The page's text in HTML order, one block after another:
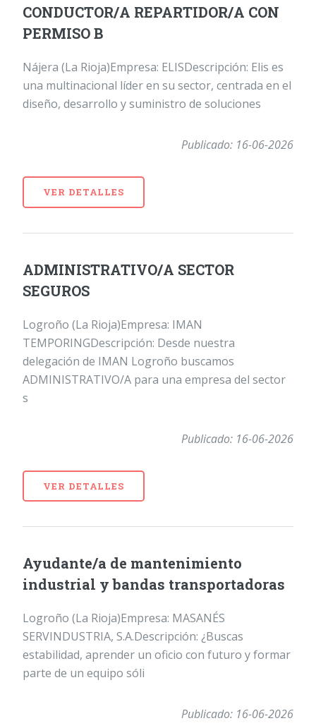
CONDUCTOR/A REPARTIDOR/A CON
PERMISO B
Nájera (La Rioja)Empresa: ELISDescripción: Elis es
una multinacional líder en su sector, centrada en el
diseño, desarrollo y suministro de soluciones
Publicado: 16-06-2026
VER DETALLES
ADMINISTRATIVO/A SECTOR
SEGUROS
Logroño (La Rioja)Empresa: IMAN
TEMPORINGDescripción: Desde nuestra
delegación de IMAN Logroño buscamos
ADMINISTRATIVO/A para una empresa del sector
s
Publicado: 16-06-2026
VER DETALLES
Ayudante/a de mantenimiento
industrial y bandas transportadoras
Logroño (La Rioja)Empresa: MASANÉS
SERVINDUSTRIA, S.A.Descripción: ¿Buscas
estabilidad, aprender un oficio con futuro y formar
parte de un equipo sóli
Publicado: 16-06-2026